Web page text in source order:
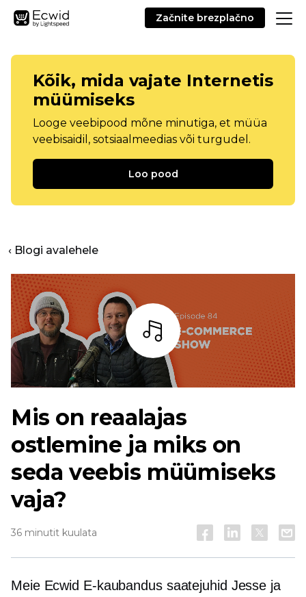
Začnite brezplačno
Kõik, mida vajate Internetis
müümiseks
Looge veebipood mõne minutiga, et müüa
veebisaidil, sotsiaalmeedias või turgudel.
Loo pood
‹ Blogi avalehele
Kuulama
Mis on reaalajas
ostlemine ja miks on
seda veebis müümiseks
vaja?
36 minutit kuulata
Meie Ecwid E-kaubandussaatejuhid Jesse ja